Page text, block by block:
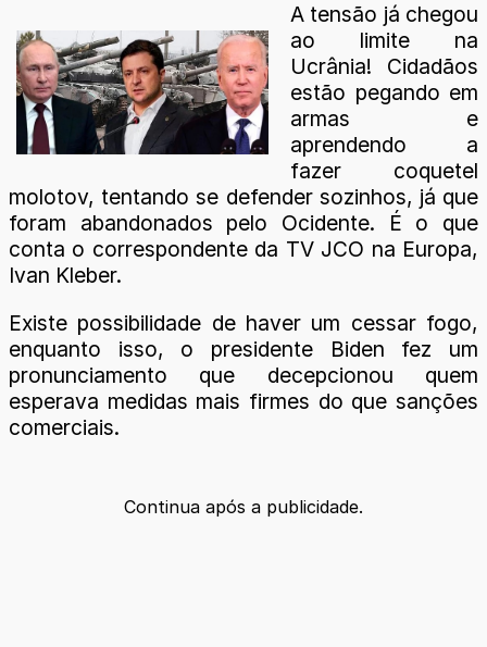
A tensão já chegou
ao limite na
Ucrânia! Cidadãos
estão pegando em
armas e
aprendendo a
fazer coquetel
molotov, tentando se defender sozinhos, já que
foram abandonados pelo Ocidente. É o que
conta o correspondente da TV JCO na Europa,
Ivan Kleber.
Existe possibilidade de haver um cessar fogo,
enquanto isso, o presidente Biden fez um
pronunciamento que decepcionou quem
esperava medidas mais firmes do que sanções
comerciais.
Continua após a publicidade.